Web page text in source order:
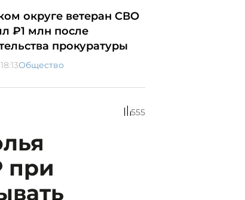
округе ветеран СВО
₽1 млн после
прокуратуры
Общество
555
при